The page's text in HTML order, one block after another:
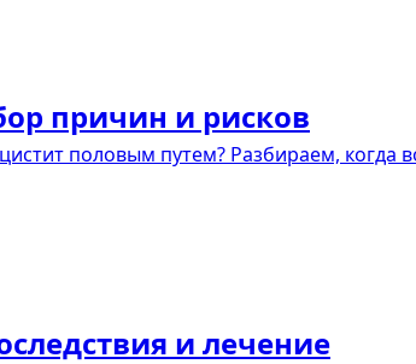
причин и рисков
половым путем? Разбираем, когда
и лечение